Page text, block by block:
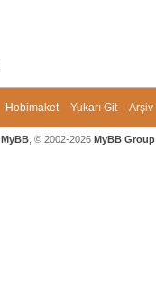
Hobimaket Yukarı Git Arşiv
MyBB , © 2002-2026 MyBB Group